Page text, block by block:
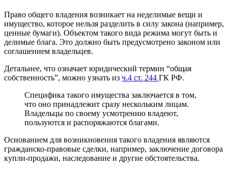
Право общего владения возникает на неделимые вещи и
имущество, которое нельзя разделить в силу закона (например,
ценные бумаги). Объектом такого вида режима могут быть и
делимые блага. Это должно быть предусмотрено законом или
соглашением владельцев.
Детальнее, что означает юридический термин “общая
собственность”, можно узнать из ч.4 ст. 244 ГК РФ.
Специфика такого имущества заключается в том,
что оно принадлежит сразу нескольким лицам.
Владельцы по своему усмотрению владеют,
пользуются и распоряжаются благами.
Основанием для возникновения такого владения являются
гражданско-правовые сделки, например, заключение договора
купли-продажи, наследование и другие обстоятельства.